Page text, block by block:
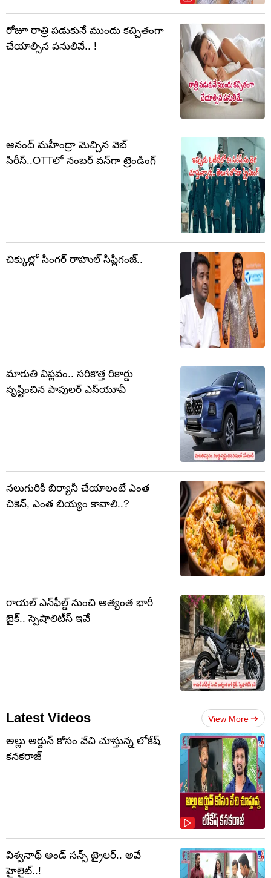
రోజూ రాత్రి పడుకునే ముందు కచ్చితంగా
చేయాల్సిన పనులివే.. !
ఆనంద్ మహీంద్రా మెచ్చిన వెబ్
సిరీస్..OTTలో నంబర్ వన్‌గా ట్రెండింగ్
చిక్కుల్లో సింగర్ రాహుల్ సిప్లిగంజ్‌..
మారుతి విప్లవం.. సరికొత్త రికార్డు
సృష్టించిన పాపులర్ ఎస్‌యూవీ
నలుగురికి బిర్యానీ చేయాలంటే ఎంత
చికెన్, ఎంత బియ్యం కావాలి..?
రాయల్ ఎన్‌ఫీల్డ్ నుంచి అత్యంత భారీ
బైక్.. స్పెషాలిటీస్ ఇవే
Latest Videos View More
అల్లు అర్జున్ కోసం వేచి చూస్తున్న లోకేష్
కనకరాజ్
విశ్వనాథ్ అండ్ సన్స్ ట్రైలర్.. అవే
హైలైట్..!